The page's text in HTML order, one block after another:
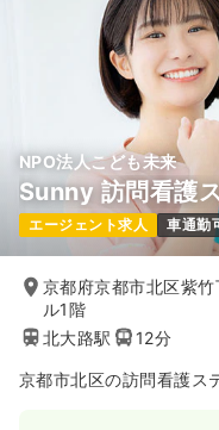
8:30～17:30（休
オンコールあり
月
気になる
日勤のみ（パート）
給与 時給1,900〜
時間 8:30～17:00（休
オンコールあり
時
気になる
NPO法人こども未来
Sunny 訪問看護
エージェント求人 車通勤
京都府京都市北区紫
ル1階
北大路駅
12分
京都市北区の訪問看護ス